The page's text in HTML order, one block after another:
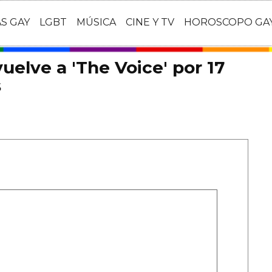
GAY LGBT MÚSICA CINE Y TV HOROSCOPO
a 'The Voice' por 17